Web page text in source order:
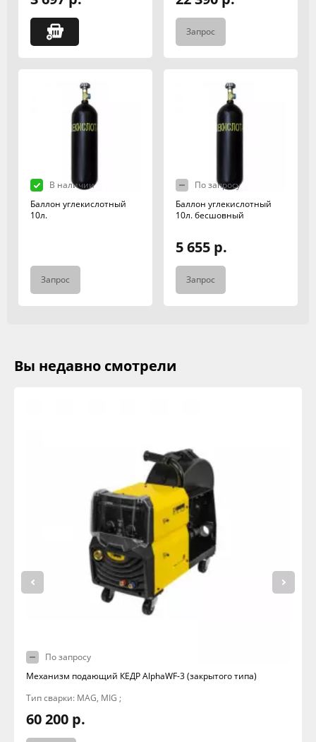
Запрос
В наличии
Баллон углекислотный
10л.
Запрос
По запросу
Баллон углекислотный
10л. бесшовный
5 655 р.
Запрос
Вы недавно смотрели
По запросу
Механизм подающий КЕДР AlphaWF-3 (закрытого типа)
Тип сварки: MAG, MIG ;
60 200 р.